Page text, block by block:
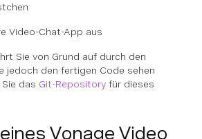
Video-Chat-App aus
Sie von Grund auf durch den
jedoch den fertigen Code sehen
das Git-Repository für dieses
Vonage Video